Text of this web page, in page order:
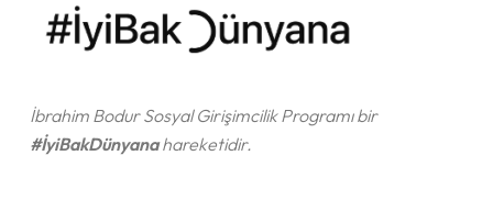
İbrahim Bodur Sosyal Girişimcilik Programı bir
#İyiBakDünyanahareketidir.